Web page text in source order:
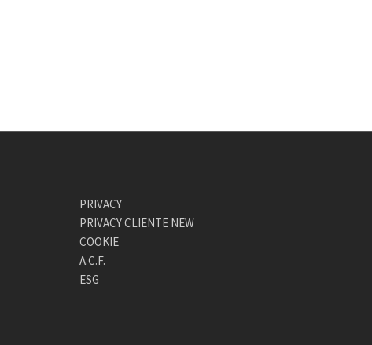
PRIVACY
PRIVACY CLIENTE NEW
COOKIE
A.C.F.
ESG